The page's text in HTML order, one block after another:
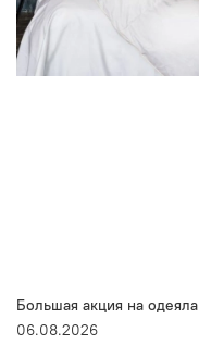
Большая акция на
06.08.2026